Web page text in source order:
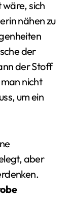
wäre, sich
nähen zu
der
der Stoff
nicht
um ein
aber